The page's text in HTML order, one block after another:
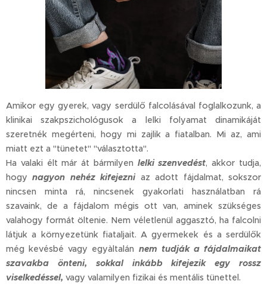
Amikor egy gyerek, vagy serdülő falcolásával foglalkozunk, a
klinikai szakpszichológusok a lelki folyamat dinamikáját
szeretnék megérteni, hogy mi zajlik a fiatalban. Mi az, ami
miatt ezt a "tünetet" "választotta".
Ha valaki élt már át bármilyen lelki szenvedést, akkor tudja,
hogynagyon nehéz kifejezni az adott fájdalmat, sokszor
nincsen minta rá, nincsenek gyakorlati használatban rá
szavaink, de a fájdalom mégis ott van, aminek szükséges
valahogy formát öltenie. Nem véletlenül aggasztó, ha falcolni
látjuk a környezetünk fiataljait. A gyermekek és a serdülők
még kevésbé vagy egyàltalán nem tudják a fájdalmaikat
szavakba önteni, sokkal inkább kifejezik egy rossz
viselkedéssel, vagy valamilyen fizikai és mentális tünettel.